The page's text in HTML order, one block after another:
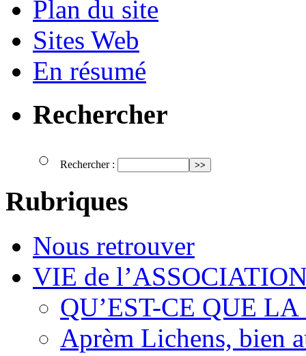
Plan du site
Sites Web
En résumé
Rechercher
Rechercher :
Rubriques
Nous retrouver
VIE de
QU’EST-CE QUE
Aprèm Lichens, bien